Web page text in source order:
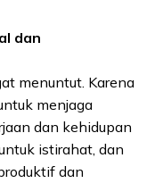
dan
menuntut. Karena
menjaga
dan kehidupan
istirahat, dan
dan